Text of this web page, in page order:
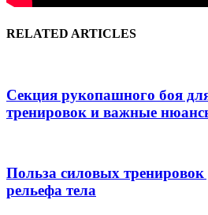
RELATED ARTICLES
Секция рукопашного боя
тренировок и важные
Польза силовых тренировок
рельефа тела